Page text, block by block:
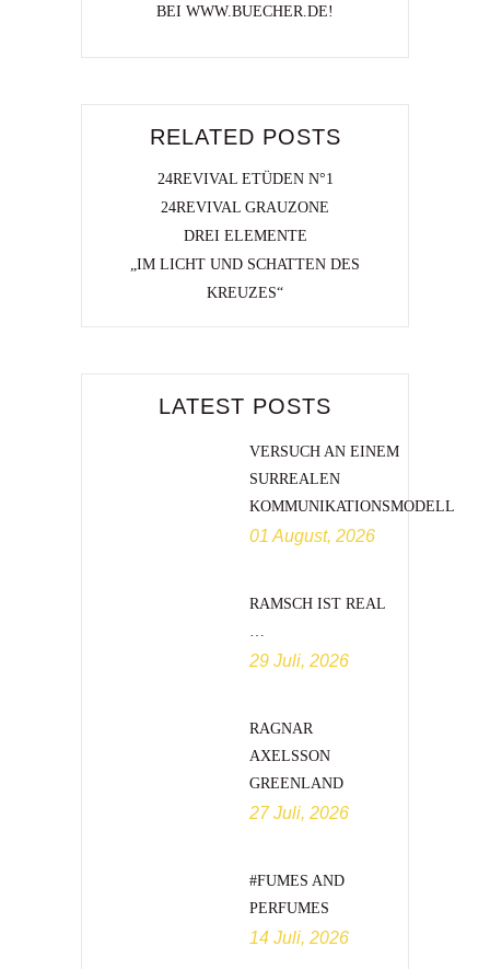
BEI WWW.BUECHER.DE!
RELATED POSTS
24REVIVAL ETÜDEN N°1
24REVIVAL GRAUZONE
DREI ELEMENTE
„IM LICHT UND SCHATTEN DES
KREUZES“
LATEST POSTS
VERSUCH AN EINEM
SURREALEN
KOMMUNIKATIONSMODELL
01 August, 2026
RAMSCH IST REAL
…
29 Juli, 2026
RAGNAR
AXELSSON
GREENLAND
27 Juli, 2026
#FUMES AND
PERFUMES
14 Juli, 2026